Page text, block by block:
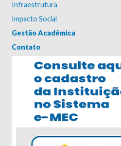
Infraestrutura
Impacto Social
Gestão Acadêmica
Contato